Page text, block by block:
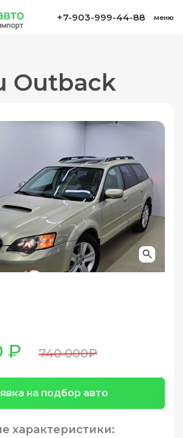
+7-903-999-44-88 меню
Outback
₽ 740 000₽
на подбор авто
характеристики: